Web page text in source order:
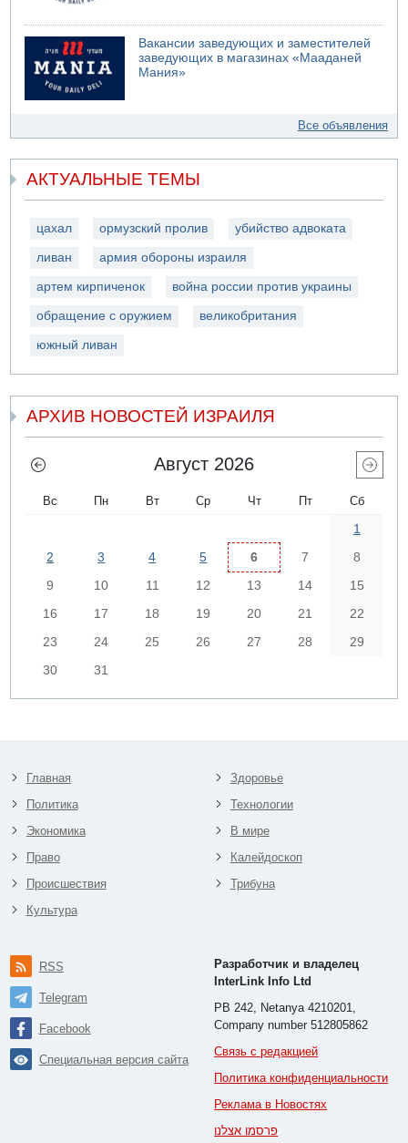
Вакансии заведующих и заместителей
заведующих в магазинах «Мааданей
Мания»
Все объявления
АКТУАЛЬНЫЕ ТЕМЫ
цахал ормузский пролив убийство адвоката
ливан армия обороны израиля
артем кирпиченок война россии против украины
обращение с оружием великобритания
южный ливан
АРХИВ НОВОСТЕЙ ИЗРАИЛЯ
Август 2026
Вс Пн Вт Ср Чт Пт Сб
1
2
3 4 5 6 7
8
9
10 11 12 13 14
15
16
17 18 19 20 21
22
23
24 25 26 27 28
29
30
31
Главная
Политика
Экономика
Право
Происшествия
Культура
Здоровье
Технологии
В мире
Калейдоскоп
Трибуна
RSS
Telegram
Facebook
Специальная версия сайта
Разработчик и владелец
InterLink Info Ltd
PB 242, Netanya 4210201,
Company number 512805862
Связь с редакцией
Политика конфиденциальности
Реклама в Новостях
פרסמו אצלנו